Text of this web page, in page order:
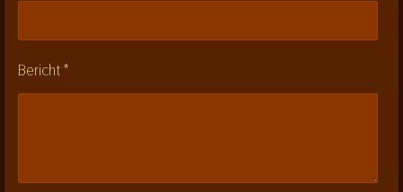
e
n
Bericht *